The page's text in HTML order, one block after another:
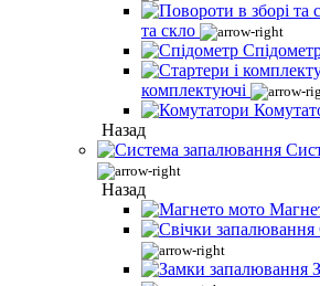
та скло
комплектуючі
Назад
Назад